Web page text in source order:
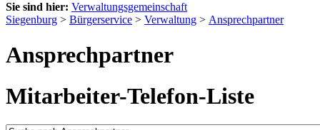
Sie sind hier: Verwaltungsgemeinschaft
Siegenburg > Bürgerservice > Verwaltung > Ansprechpartner
Ansprechpartner
Mitarbeiter-Telefon-Liste